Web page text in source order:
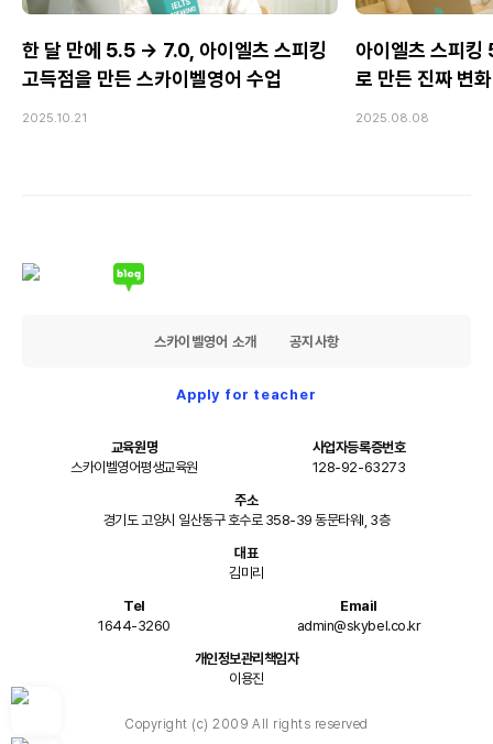
한 달 만에 5.5 → 7.0, 아이엘츠 스피킹
고득점을 만든 스카이벨영어 수업
2025.10.21
아이엘츠 스피
로 만든 진짜 변화
2025.08.08
스카이벨영어 소개 공지사항
Apply for teacher
교육원명
스카이벨영어평생교육원
사업자등록증번호
128-92-63273
주소
경기도 고양시 일산동구 호수로 358-39 동문타워I, 3층
대표
김미리
Tel
1644-3260
Email
admin@skybel.co.kr
개인정보관리책임자
이용진
Copyright (c) 2009 All rights reserved